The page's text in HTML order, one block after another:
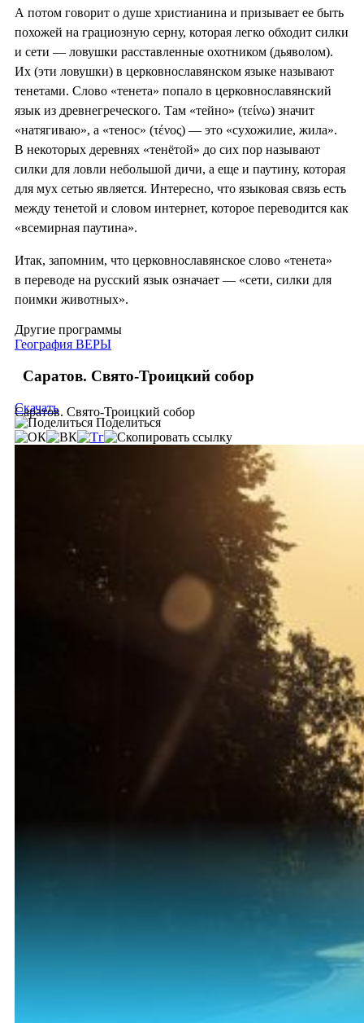
А потом говорит о душе христианина и призывает ее быть
похожей на грациозную серну, которая легко обходит силки
и сети — ловушки расставленные охотником (дьяволом).
Их (эти ловушки) в церковнославянском языке называют
тенетами. Слово «тенета» попало в церковнославянский
язык из древнегреческого. Там «тейно» (τείνω) значит
«натягиваю», а «тенос» (τένος) — это «сухожилие, жила».
В некоторых деревнях «тенётой» до сих пор называют
силки для ловли небольшой дичи, а еще и паутину, которая
для мух сетью является. Интересно, что языковая связь есть
между тенетой и словом интернет, которое переводится как
«всемирная паутина».
Итак, запомним, что церковнославянское слово «тенета»
в переводе на русский язык означает — «сети, силки для
поимки животных».
Другие программы
География ВЕРЫ
Саратов. Свято-Троицкий собор
Саратов. Свято-Троицкий собор
Скачать
Поделиться